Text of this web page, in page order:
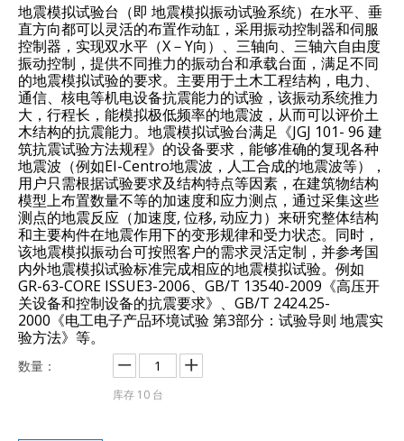
地震模拟试验台（即 地震模拟振动试验系统）在水平、垂
直方向都可以灵活的布置作动缸，采用振动控制器和伺服
控制器，实现双水平（X－Y向）、三轴向、三轴六自由度
振动控制，提供不同推力的振动台和承载台面，满足不同
的地震模拟试验的要求。主要用于土木工程结构，电力、
通信、核电等机电设备抗震能力的试验，该振动系统推力
大，行程长，能模拟极低频率的地震波，从而可以评价土
木结构的抗震能力。地震模拟试验台满足《JGJ 101- 96 建
筑抗震试验方法规程》的设备要求，能够准确的复现各种
地震波（例如EI-Centro地震波，人工合成的地震波等），
用户只需根据试验要求及结构特点等因素，在建筑物结构
模型上布置数量不等的加速度和应力测点，通过采集这些
测点的地震反应（加速度, 位移, 动应力）来研究整体结构
和主要构件在地震作用下的变形规律和受力状态。同时，
该地震模拟振动台可按照客户的需求灵活定制，并参考国
内外地震模拟试验标准完成相应的地震模拟试验。例如
GR-63-CORE ISSUE3-2006、GB/T 13540-2009《高压开
关设备和控制设备的抗震要求》、GB/T 2424.25-
2000《电工电子产品环境试验 第3部分：试验导则 地震实
验方法》等。
数量：
库存 10 台